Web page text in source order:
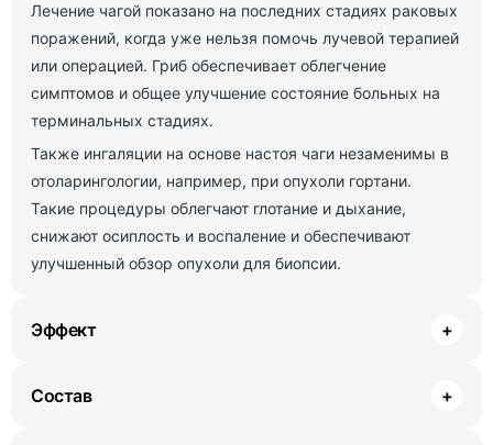
Лечение чагой показано на последних стадиях раковых
поражений, когда уже нельзя помочь лучевой терапией
или операцией. Гриб обеспечивает облегчение
симптомов и общее улучшение состояние больных на
терминальных стадиях.
Также ингаляции на основе настоя чаги незаменимы в
отоларингологии, например, при опухоли гортани.
Такие процедуры облегчают глотание и дыхание,
снижают осиплость и воспаление и обеспечивают
улучшенный обзор опухоли для биопсии.
Эффект +
Состав +